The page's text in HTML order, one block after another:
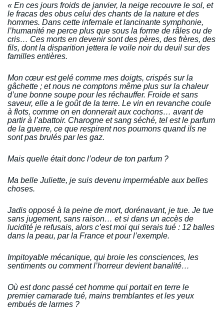
« En ces jours froids de janvier, la neige recouvre le sol, et
le fracas des obus celui des chants de la nature et des
hommes. Dans cette infernale et lancinante symphonie,
l’humanité ne perce plus que sous la forme de râles ou de
cris… Ces morts en devenir sont des pères, des frères, des
fils, dont la disparition jettera le voile noir du deuil sur des
familles entières.
Mon cœur est gelé comme mes doigts, crispés sur la
gâchette ; et nous ne comptons même plus sur la chaleur
d’une bonne soupe pour les réchauffer. Froide et sans
saveur, elle a le goût de la terre. Le vin en revanche coule
à flots, comme on en donnerait aux cochons… avant de
partir à l’abattoir. Charogne et sang séché, tel est le parfum
de la guerre, ce que respirent nos poumons quand ils ne
sont pas brulés par les gaz.
Mais quelle était donc l’odeur de ton parfum ?
Ma belle Juliette, je suis devenu imperméable aux belles
choses.
Jadis opposé à la peine de mort, dorénavant, je tue. Je tue
sans jugement, sans raison… et si dans un accès de
lucidité je refusais, alors c’est moi qui serais tué : 12 balles
dans la peau, par la France et pour l’exemple.
Impitoyable mécanique, qui broie les consciences, les
sentiments ou comment l’horreur devient banalité…
Où est donc passé cet homme qui portait en terre le
premier camarade tué, mains tremblantes et les yeux
embués de larmes ?